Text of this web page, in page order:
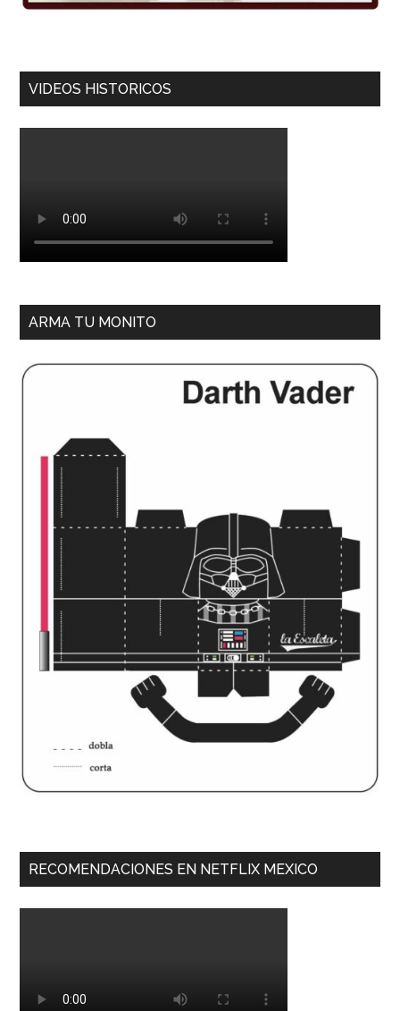
VIDEOS HISTORICOS
ARMA TU MONITO
RECOMENDACIONES EN NETFLIX MEXICO